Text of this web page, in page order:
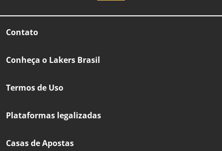
Contato
Conheça o Lakers Brasil
Termos de Uso
Plataformas legalizadas
Casas de Apostas